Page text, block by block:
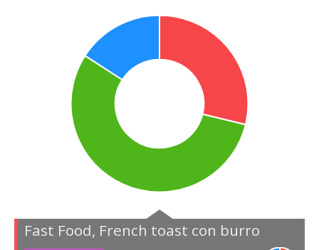
Fast Food, French toast con burro